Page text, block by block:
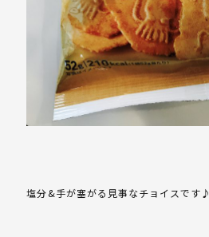
塩分&手が塞がる見事なチョイスです♪